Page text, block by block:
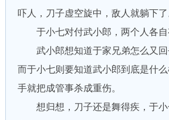
吓人，刀子虚空旋中，敌人就躺下了
于小七对付武小郎，两个人各自
武小郎想知道于家兄弟怎么又回
而于小七则要知道武小郎到底是什
手就把成管事杀成重伤。
想归想，刀子还是舞得疾，于小